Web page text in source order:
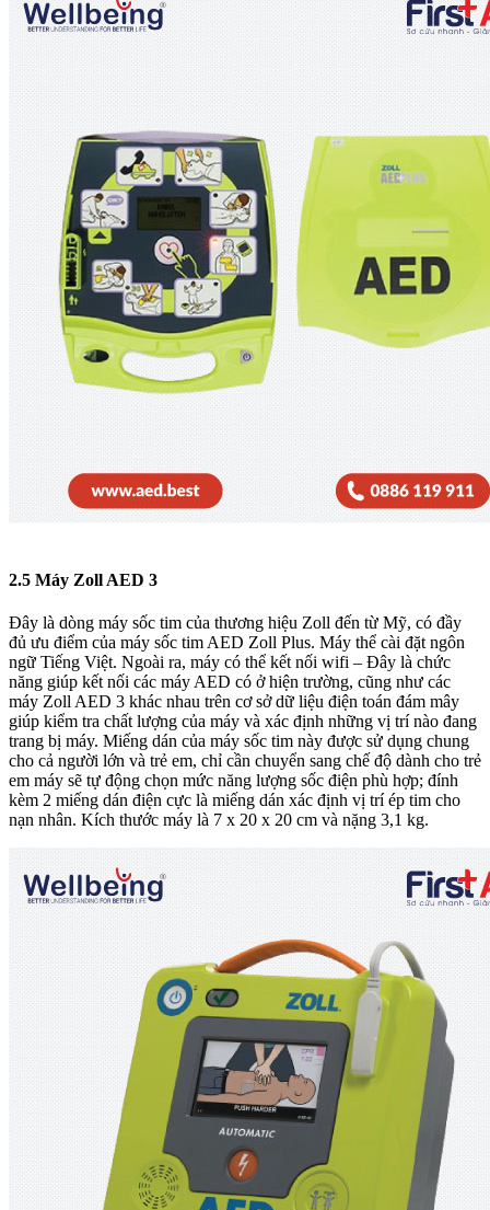
2.5 Máy Zoll AED 3
Đây là dòng máy sốc tim của thương hiệu Zoll đến từ Mỹ, có đầy
đủ ưu điểm của máy sốc tim AED Zoll Plus. Máy thể cài đặt ngôn
ngữ Tiếng Việt. Ngoài ra, máy có thể kết nối wifi – Đây là chức
năng giúp kết nối các máy AED có ở hiện trường, cũng như các
máy Zoll AED 3 khác nhau trên cơ sở dữ liệu điện toán đám mây
giúp kiểm tra chất lượng của máy và xác định những vị trí nào đang
trang bị máy. Miếng dán của máy sốc tim này được sử dụng chung
cho cả người lớn và trẻ em, chỉ cần chuyển sang chế độ dành cho trẻ
em máy sẽ tự động chọn mức năng lượng sốc điện phù hợp; đính
kèm 2 miếng dán điện cực là miếng dán xác định vị trí ép tim cho
nạn nhân. Kích thước máy là 7 x 20 x 20 cm và nặng 3,1 kg.